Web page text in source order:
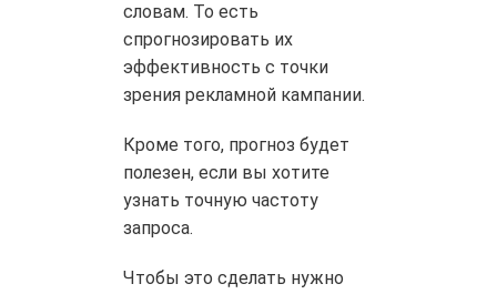
словам. То есть
спрогнозировать их
эффективность с точки
зрения рекламной кампании.
Кроме того, прогноз будет
полезен, если вы хотите
узнать точную частоту
запроса.
Чтобы это сделать нужно